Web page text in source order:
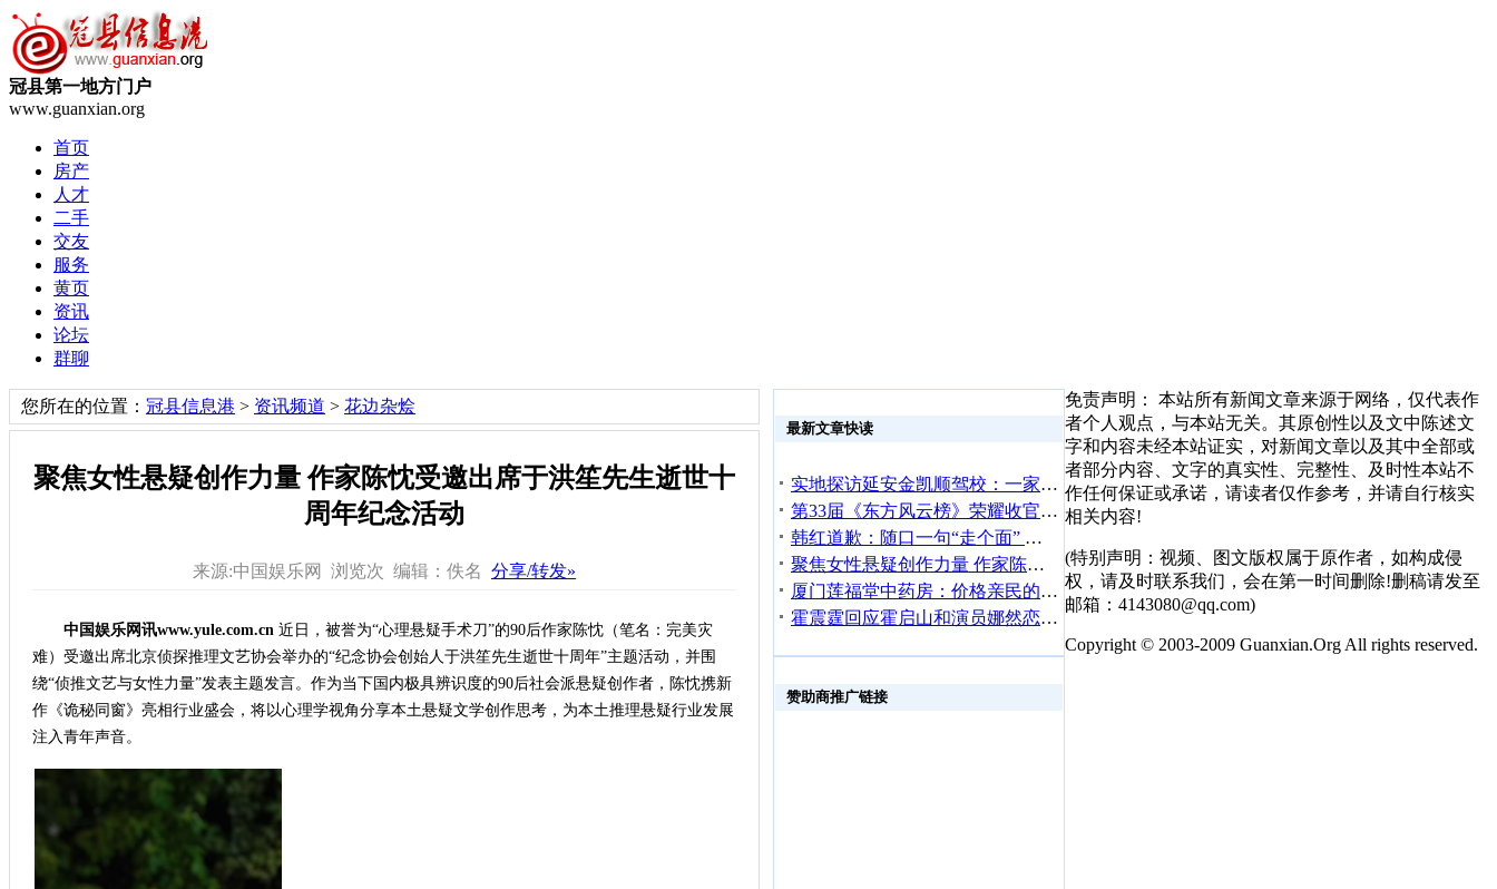
冠县第一地方门户
www.guanxian.org
首页
房产
人才
二手
交友
服务
黄页
资讯
论坛
群聊
您所在的位置： 冠县信息港 > 资讯频道 > 花边杂烩
聚焦女性悬疑创作力量 作家陈忱受邀出席于洪笙先生逝世十
周年纪念活动
来源:中国娱乐网 浏览次 编辑：佚名 分享/转发»
中国娱乐网讯www.yule.com.cn 近日，被誉为“心理悬疑手术刀”的90后作家陈忱（笔名：完美灾
难）受邀出席北京侦探推理文艺协会举办的“纪念协会创始人于洪笙先生逝世十周年”主题活动，并围
绕“侦推文艺与女性力量”发表主题发言。作为当下国内极具辨识度的90后社会派悬疑创作者，陈忱携新
作《诡秘同窗》亮相行业盛会，将以心理学视角分享本土悬疑文学创作思考，为本土推理悬疑行业发展
注入青年声音。
最新文章快读
实地探访延安金凯顺驾校：一家陕北驾培机构的标准化实践
第33届《东方风云榜》荣耀收官 刘宇宁斩获四奖成全场最大赢家
韩红道歉：随口一句“走个面” 过于轻率随意
聚焦女性悬疑创作力量 作家陈忱受邀出席于洪笙先生逝世十周年纪念活动
厦门莲福堂中药房：价格亲民的社区健康守护者
霍震霆回应霍启山和演员娜然恋情：等他自己答
赞助商推广链接
免责声明： 本站所有新闻文章来源于网络，仅代表作
者个人观点，与本站无关。其原创性以及文中陈述文
字和内容未经本站证实，对新闻文章以及其中全部或
者部分内容、文字的真实性、完整性、及时性本站不
作任何保证或承诺，请读者仅作参考，并请自行核实
相关内容!
(特别声明：视频、图文版权属于原作者，如构成侵
权，请及时联系我们，会在第一时间删除!删稿请发至
邮箱：4143080@qq.com)
Copyright © 2003-2009 Guanxian.Org All rights reserved.